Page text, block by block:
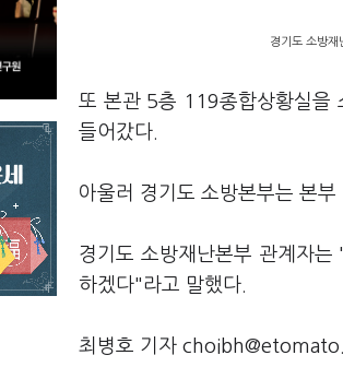
경기도 소방
또 본관 5층 119종합상황실을
들어갔다.
아울러 경기도 소방본부는 본
경기도 소방재난본부 관계자
하겠다"라고 말했다.
최병호 기자